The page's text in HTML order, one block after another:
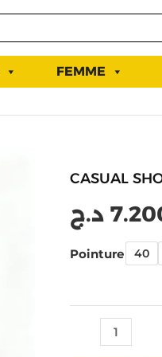
FEMME
CASUAL
د.ج
Pointure 40
de
shoes